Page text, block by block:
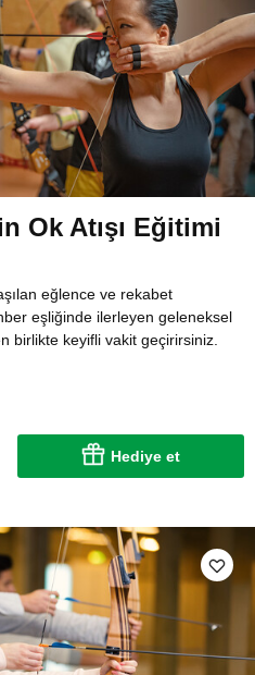
Ok Atışı Eğitimi
eğlence ve rekabet
eşliğinde ilerleyen geleneksel
birlikte keyifli vakit geçirirsiniz.
Hediye et